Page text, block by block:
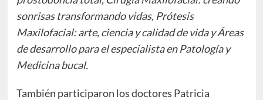
sonrisas transformando vidas, Prótesis
Maxilofacial: arte, ciencia y calidad de vida y Áreas
de desarrollo para el especialista en Patología y
Medicina bucal.
También participaron los doctores Patricia